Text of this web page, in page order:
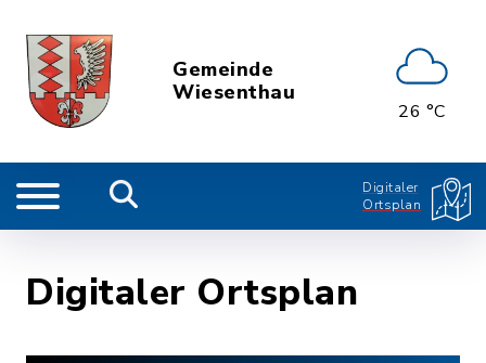
Gemeinde
Wiesenthau
26 °C
Digitaler
Ortsplan
Digitaler Ortsplan